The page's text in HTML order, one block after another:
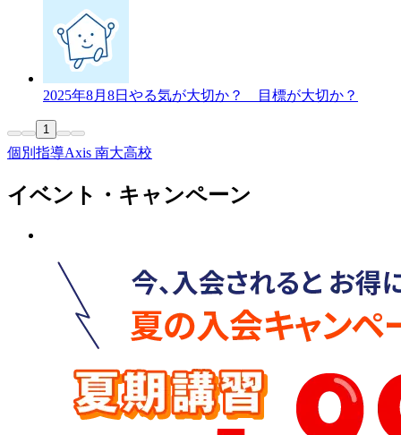
2025年8月8日 やる気が大切か？ 目標が大切か？
1
個別指導Axis 南大高校
イベント・キャンペーン